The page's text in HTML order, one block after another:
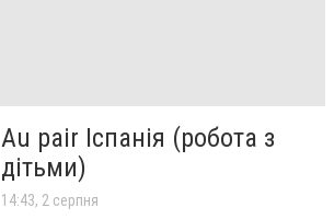
Au pair Іспанія (робота з
дітьми)
14:43, 2 серпня